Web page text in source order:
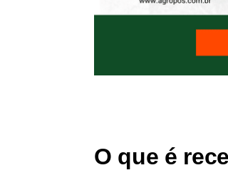
O que é